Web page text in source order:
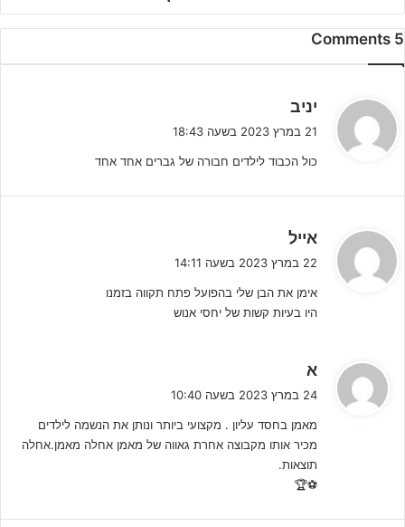
בשנת 2018 דייגו המשיך לאמן את קבוצתו והשתתף בטורניר בברצלונה,
שם התמודד מול קבוצות מהדרג הראשון באירופה, דייגו וקבוצתו הגיעו
למקום השלישי והמכובד. בעונת 2019-2020 דייגו עבר למועדון בני
יהודה, שם אימן את קבוצת הילדים טרום א' ועשה עונה ראשונה טובה,
"הניצחון השבוע הוא הניצחון השני ברציפות כאשר בשני הניצחונות
מושרשת הדרך בה המועדון רוצה להטמיע בשחקנים. הגענו נחושים
ומוכנים עם מוטיבציה גבוהה.
5 Comments
יניב
ב
21 במרץ 2023 בשעה 18:43
כול הכבוד לילדים חבורה של גברים אחד אחד
אייל
ב
:
22 במרץ 2023 בשעה 14:11
אימן את הבן שלי בהפועל פתח תקווה בזמנו
היו בעיות קשות של יחסי אנוש
א
ג
ב
:
24 במרץ 2023 בשעה 10:40
מאמן בחסד עליון . מקצועי ביותר ונותן את הנשמה לילדים
מכיר אותו מקבוצה אחרת גאווה של מאמן אחלה מאמן.אחלה
תוצאות.
⚽️🏆